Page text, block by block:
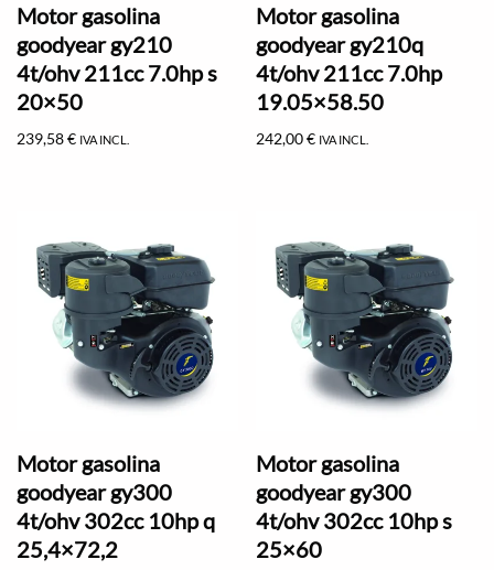
Motor gasolina
goodyear gy210
4t/ohv 211cc 7.0hp s
20×50
239,58€ IVA INCL.
Motor gasolina
goodyear gy210q
4t/ohv 211cc 7.0hp
19.05×58.50
242,00€ IVA INCL.
Motor gasolina
goodyear gy300
4t/ohv 302cc 10hp q
25,4×72,2
Motor gasolina
goodyear gy300
4t/ohv 302cc 10hp s
25×60